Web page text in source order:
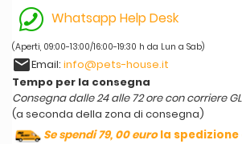
Whatsapp Help Desk
(Aperti, 09:00-13:00/16:00-19:30 h da Lun a Sab)
emailEmail: info@pets-house.it
Tempo per la consegna
Consegna dalle 24 alle 72 ore con corriere
(a seconda della zona di consegna)
Se spendi 79, 00 eurola spedizione